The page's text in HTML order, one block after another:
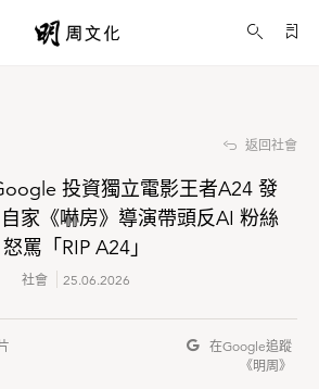
【AI與藝術】Google 投資獨立電影王者A24 發展AI 電影工具 自家《嚇房》導演帶頭反AI 粉絲怒罵「RIP A24」
返回社會
投資獨立電影王者A24 發
家《嚇房》導演帶頭反AI 粉絲
怒罵「RIP A24」
社會 25.06.2026
在Google追蹤
《明周》